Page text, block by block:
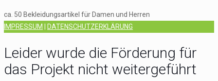
ca. 50 Bekleidungsartikel für Damen und Herren
IMPRESSUM
DATENSCHUTZERKLÄRUNG
Leider wurde die Förderung für
das Projekt nicht weitergeführt